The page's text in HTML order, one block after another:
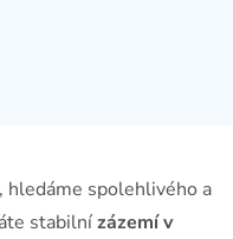
spolehlivého a
stabilnízázemí v